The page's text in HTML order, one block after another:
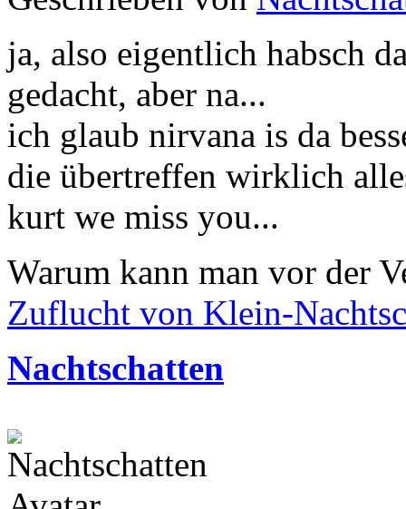
ja, also eigentlich habsch
gedacht, aber na...
ich glaub nirvana is da
die übertreffen wirklich
kurt we miss you...
Warum kann man vor der
Zuflucht von Klein-
Nachtschatten